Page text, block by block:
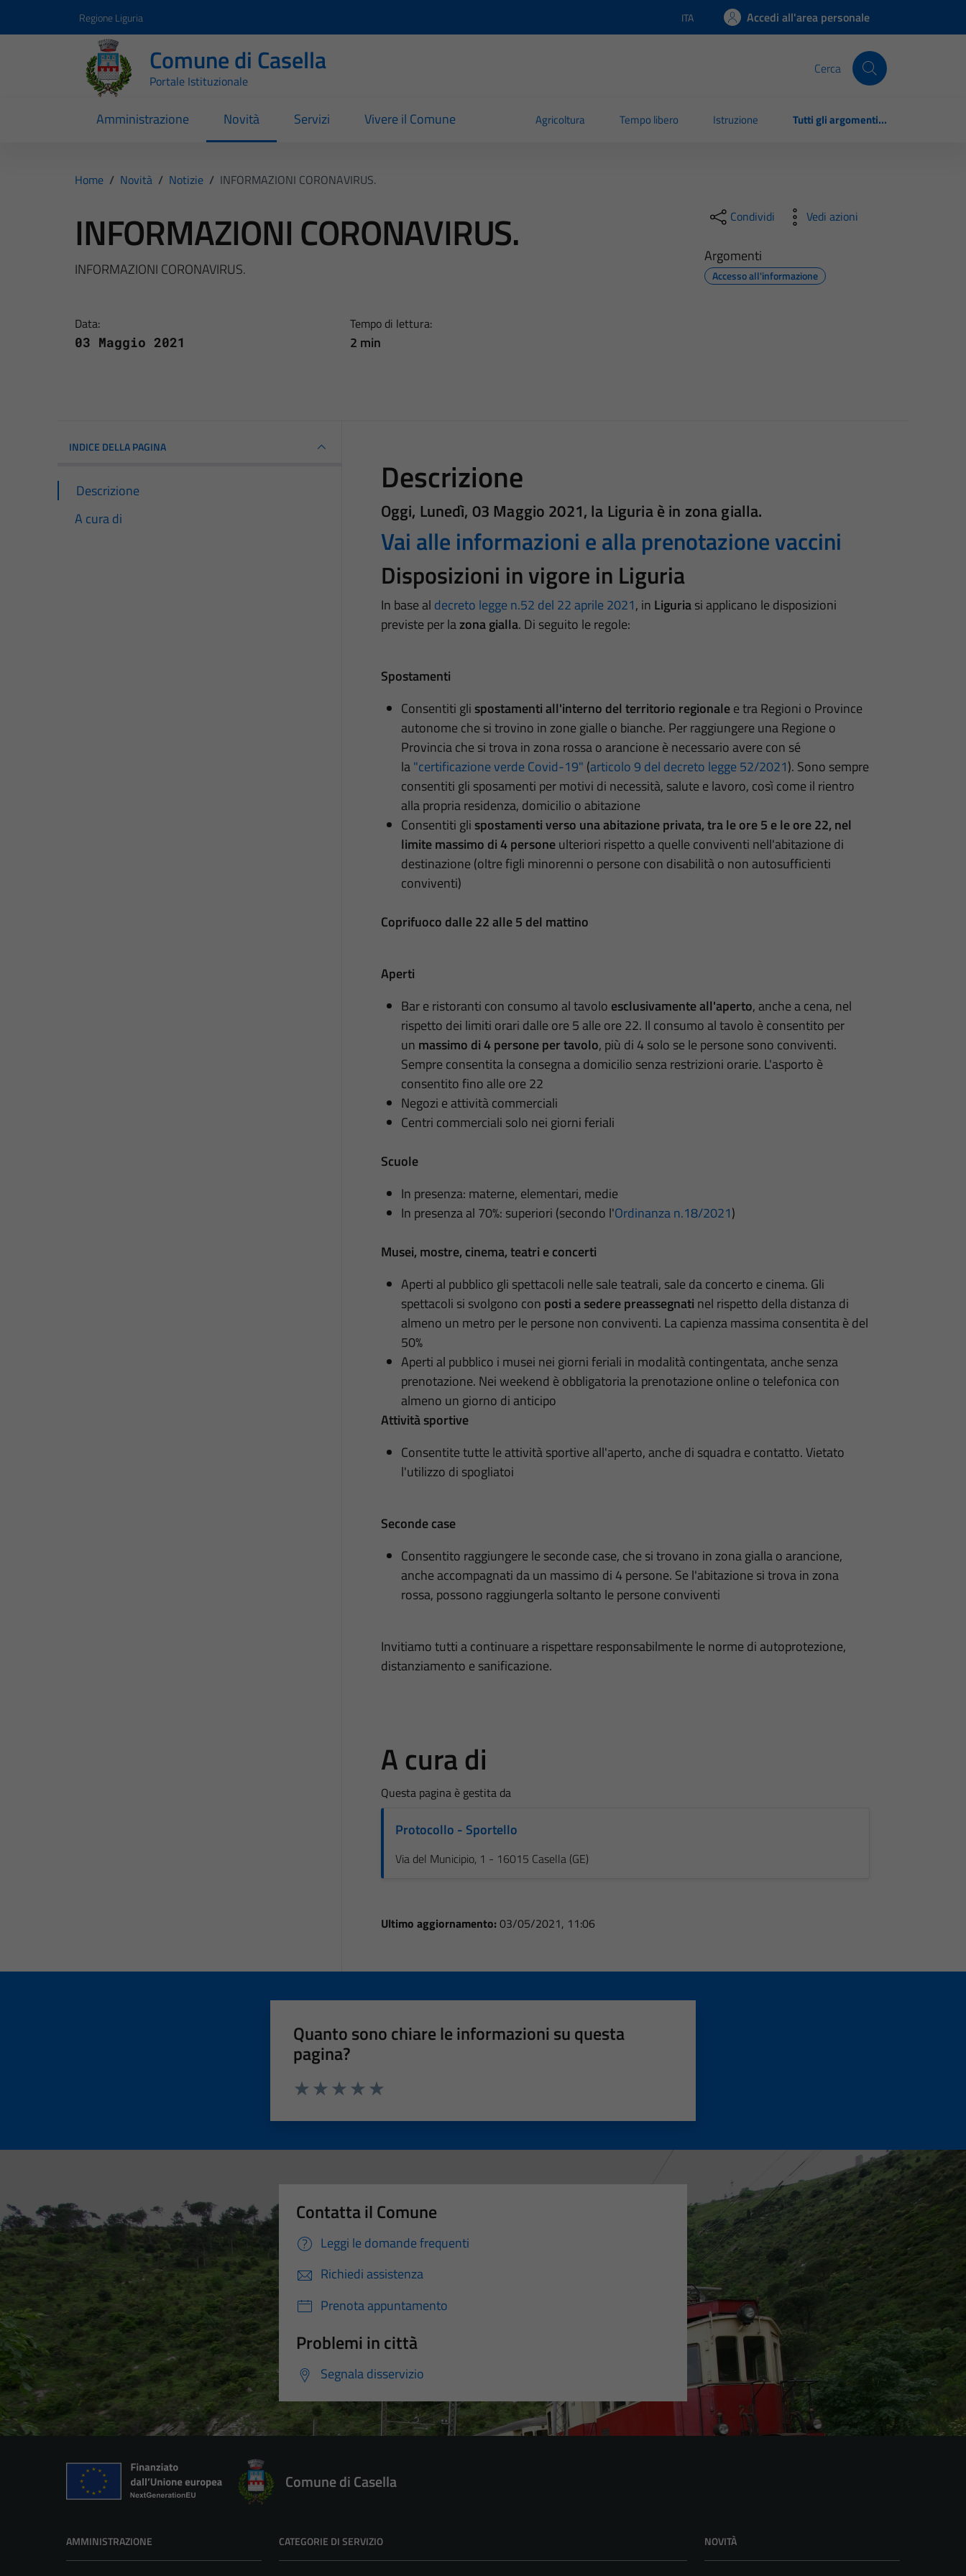
Regione Liguria Lingua attiva:
ITA Accedi all'area personale
Comune di Casella
Portale Istituzionale
Cerca
Amministrazione Novità Servizi Vivere il Comune Agricoltura Tempo libero Istruzione Tutti gli argomenti...
Home / Novità / Notizie / INFORMAZIONI CORONAVIRUS.
INFORMAZIONI CORONAVIRUS.
INFORMAZIONI CORONAVIRUS.
Data:
03 Maggio 2021
Tempo di lettura:
2 min
Condividi Vedi azioni
Argomenti
Accesso all'informazione
INDICE DELLA PAGINA
Descrizione
A cura di
Descrizione
Oggi, Lunedì, 03 Maggio 2021, la Liguria è in zona gialla.
Vai alle informazioni e alla prenotazione vaccini
Disposizioni in vigore in Liguria
In base al decreto legge n.52 del 22 aprile 2021, in Liguriasi applicano le disposizioni
previste per lazona gialla. Di seguito le regole:
Spostamenti
Consentiti gli spostamenti all'interno del territorio regionalee tra Regioni o Province
autonome che si trovino in zone gialle o bianche. Per raggiungere una Regione o
Provincia che si trova in zona rossa o arancione è necessario avere con sé
la"certificazione verde Covid-19" (articolo 9 del decreto legge 52/2021). Sono sempre
consentiti gli sposamenti per motivi di necessità, salute e lavoro, così come il rientro
alla propria residenza, domicilio o abitazione
Consentiti gli spostamenti verso una abitazione privata, tra le ore 5 e le ore 22, nel
limite massimo di 4 personeulteriori rispetto a quelle conviventi nell'abitazione di
destinazione (oltre figli minorenni o persone con disabilità o non autosufficienti
conviventi)
Coprifuoco dalle 22 alle 5 del mattino
Aperti
Bar e ristoranti con consumo al tavolo esclusivamente all'aperto, anche a cena, nel
rispetto dei limiti orari dalle ore 5 alle ore 22. Il consumo al tavolo è consentito per
un massimo di 4 persone per tavolo, più di 4 solo se le persone sono conviventi.
Sempre consentita la consegna a domicilio senza restrizioni orarie. L'asporto è
consentito fino alle ore 22
Negozi e attività commerciali
Centri commerciali solo nei giorni feriali
Scuole
In presenza: materne, elementari, medie
In presenza al 70%: superiori (secondo l'Ordinanza n.18/2021)
Musei, mostre, cinema, teatri e concerti
Aperti al pubblico gli spettacoli nelle sale teatrali, sale da concerto e cinema. Gli
spettacoli si svolgono con posti a sedere preassegnati nel rispetto della distanza di
almeno un metro per le persone non conviventi. La capienza massima consentita è del
50%
Aperti al pubblico i musei nei giorni feriali in modalità contingentata, anche senza
prenotazione. Nei weekend è obbligatoria la prenotazione online o telefonica con
almeno un giorno di anticipo
Attività sportive
Consentite tutte le attività sportive all'aperto, anche di squadra e contatto. Vietato
l'utilizzo di spogliatoi
Seconde case
Consentito raggiungere le seconde case, che si trovano in zona gialla o arancione,
anche accompagnati da un massimo di 4 persone. Se l'abitazione si trova in zona
rossa, possono raggiungerla soltanto le persone conviventi
Invitiamo tutti a continuare a rispettare responsabilmente le norme di autoprotezione,
distanziamento e sanificazione.
A cura di
Questa pagina è gestita da
Protocollo - Sportello
Via del Municipio, 1 - 16015 Casella (GE)
Ultimo aggiornamento: 03/05/2021, 11:06
Quanto sono chiare le informazioni su questa
pagina?
Contatta il Comune
Leggi le domande frequenti
Richiedi assistenza
Prenota appuntamento
Problemi in città
Segnala disservizio
Comune di Casella
AMMINISTRAZIONE CATEGORIE DI SERVIZIO NOVITÀ